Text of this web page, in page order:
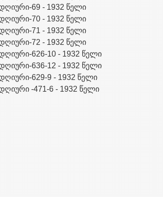
69 - 1932 წელი
70 - 1932 წელი
71 - 1932 წელი
72 - 1932 წელი
626-10 - 1932 წელი
636-12 - 1932 წელი
629-9 - 1932 წელი
-471-6 - 1932 წელი